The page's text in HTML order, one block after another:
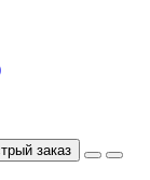
заказ